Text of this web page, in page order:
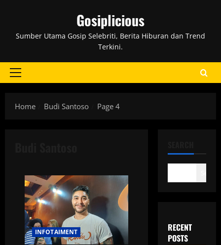
Gosiplicious
Sumber Utama Gosip Selebriti, Berita Hiburan dan Trend
Terkini.
Primary
Home
Budi Santoso Page 4
INFOTAIMENT
RECENT
POSTS